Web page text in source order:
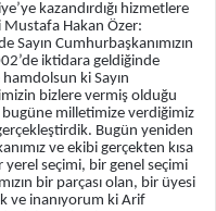
kazandırdığı hizmetlere
Hakan Özer:
Sayın Cumhurbaşkanımızın
iktidara geldiğinde
ki Sayın
bizlere vermiş olduğu
bugüne milletimize verdiğimiz
Bugün yeniden
ve ekibi gerçekten kısa
yerel seçimi, bir genel seçimi
bir parçası olan, bir üyesi
ve inanıyorum ki Arif